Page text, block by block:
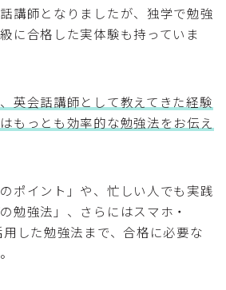
講師となりましたが、独学で勉強
に合格した実体験も持っていま
英会話講師として教えてきた経験
もっとも効率的な勉強法をお伝え
ポイント」や、忙しい人でも実践
勉強法」、さらにはスマホ・
した勉強法まで、合格に必要な